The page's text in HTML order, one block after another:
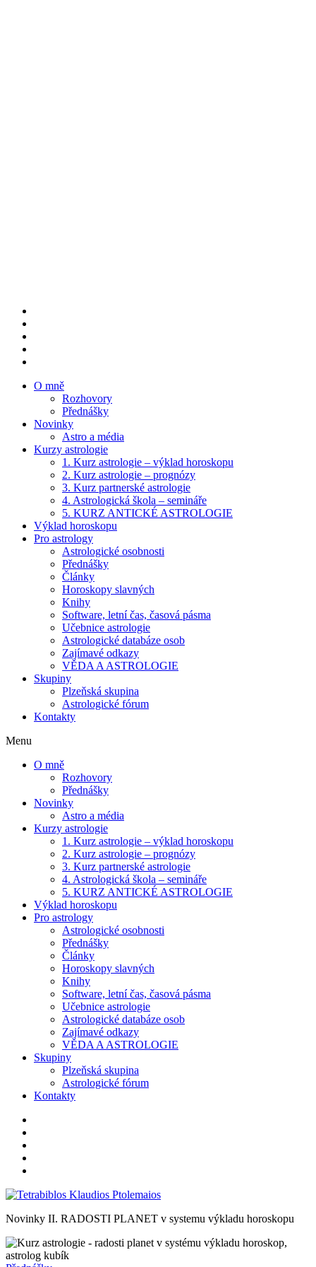
O mně
Rozhovory
Přednášky
Novinky
Astro a média
Kurzy astrologie
1. Kurz astrologie – výklad horoskopu
2. Kurz astrologie – prognózy
3. Kurz partnerské astrologie
4. Astrologická škola – semináře
5. KURZ ANTICKÉ ASTROLOGIE
Výklad horoskopu
Pro astrology
Astrologické osobnosti
Přednášky
Články
Horoskopy slavných
Knihy
Software, letní čas, časová pásma
Učebnice astrologie
Astrologické databáze osob
Zajímavé odkazy
VĚDA A ASTROLOGIE
Skupiny
Plzeňská skupina
Astrologické fórum
Kontakty
Menu
O mně
Rozhovory
Přednášky
Novinky
Astro a média
Kurzy astrologie
1. Kurz astrologie – výklad horoskopu
2. Kurz astrologie – prognózy
3. Kurz partnerské astrologie
4. Astrologická škola – semináře
5. KURZ ANTICKÉ ASTROLOGIE
Výklad horoskopu
Pro astrology
Astrologické osobnosti
Přednášky
Články
Horoskopy slavných
Knihy
Software, letní čas, časová pásma
Učebnice astrologie
Astrologické databáze osob
Zajímavé odkazy
VĚDA A ASTROLOGIE
Skupiny
Plzeňská skupina
Astrologické fórum
Kontakty
Novinky II. RADOSTI PLANET v systemu výkladu horoskopu